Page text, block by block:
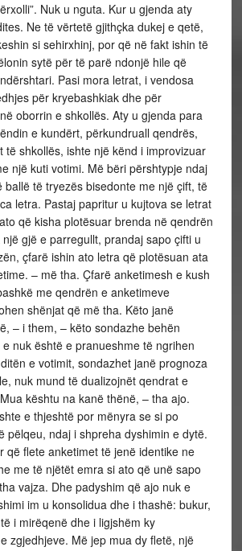
Nuk u nguta. Kur u gjenda aty
Ne të vërtetë gjithçka dukej e qetë,
si sehirxhinj, por që në fakt ishin të
sytë për të parë ndonjë hile që
Pasi mora letrat, i vendosa
për kryebashkiak dhe për
oborrin e shkollës. Aty u gjenda para
e kundërt, përkundruall qendrës,
të shkollës, ishte një kënd i improvizuar
një kuti votimi. Më bëri përshtypje ndaj
ballë të tryezës bisedonte me një çift, të
letra. Pastaj papritur u kujtova se letrat
që kisha plotësuar brenda në qendrën
një gjë e parregullt, prandaj sapo çifti u
çfarë ishin ato letra që plotësuan ata
– më tha. Çfarë anketimesh e kush
me qendrën e anketimeve
shënjat që më tha. Këto janë
– i them, – këto sondazhe behën
nuk është e pranueshme të ngrihen
e votimit, sondazhet janë prognoza
nuk mund të dualizojnët qendrat e
kështu na kanë thënë, – tha ajo.
e thjeshtë por mënyra se si po
pëlqeu, ndaj i shpreha dyshimin e dytë.
që flete anketimet të jenë identike ne
me të njëtët emra si ato që unë sapo
vajza. Dhe padyshim që ajo nuk e
im u konsolidua dhe i thashë: bukur,
i mirëqenë dhe i ligjshëm ky
zgjedhjeve. Më jep mua dy fletë, një